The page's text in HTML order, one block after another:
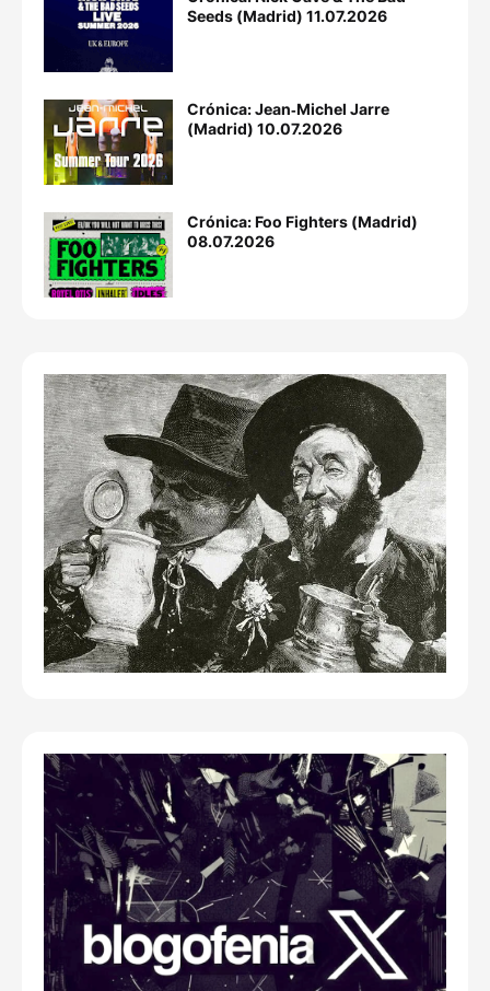
Seeds (Madrid) 11.07.2026
Crónica: Jean‐Michel Jarre
(Madrid) 10.07.2026
Crónica: Foo Fighters (Madrid)
08.07.2026